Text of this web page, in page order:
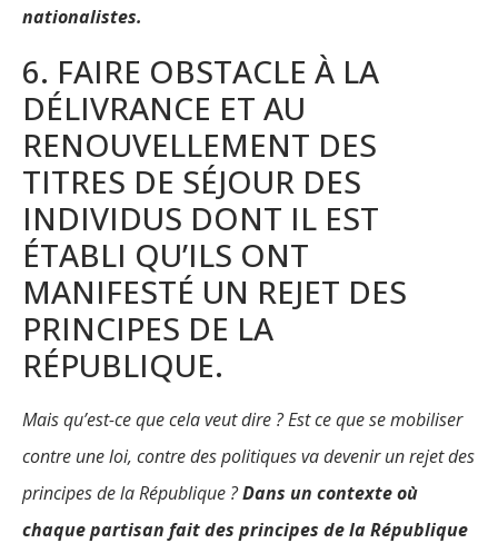
nationalistes.
6. FAIRE OBSTACLE À LA
DÉLIVRANCE ET AU
RENOUVELLEMENT DES
TITRES DE SÉJOUR DES
INDIVIDUS DONT IL EST
ÉTABLI QU’ILS ONT
MANIFESTÉ UN REJET DES
PRINCIPES DE LA
RÉPUBLIQUE.
Mais qu’est-ce que cela veut dire ? Est ce que se mobiliser
contre une loi, contre des politiques va devenir un rejet des
principes de la République ?Dans un contexte où
chaque partisan fait des principes de la République